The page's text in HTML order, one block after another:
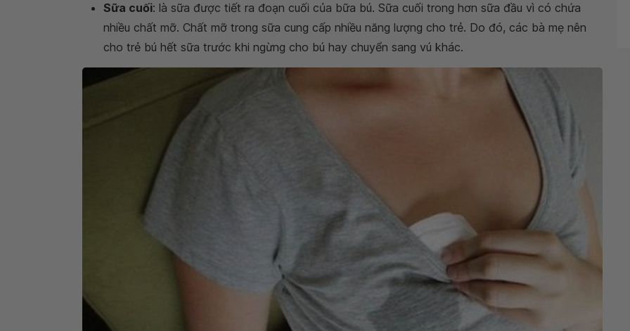
Sữa cuối: là sữa được tiết ra đoạn cuối của bữa bú. Sữa cuối trong hơn sữa đầu vì có chứa
nhiều chất mỡ. Chất mỡ trong sữa cung cấp nhiều năng lượng cho trẻ. Do đó, các bà mẹ nên
cho trẻ bú hết sữa trước khi ngừng cho bú hay chuyển sang vú khác.